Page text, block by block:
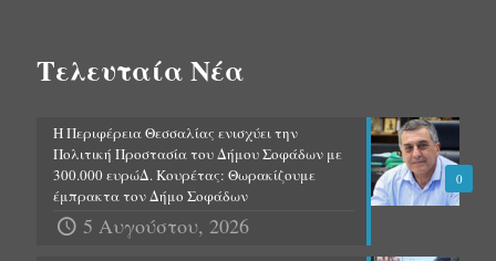
Τελευταία Νέα
0
Η Περιφέρεια Θεσσαλίας ενισχύει την
Πολιτική Προστασία του Δήμου Σοφάδων με
300.000 ευρώΔ. Κουρέτας: Θωρακίζουμε
έμπρακτα τον Δήμο Σοφάδων
5 Αυγούστου, 2026